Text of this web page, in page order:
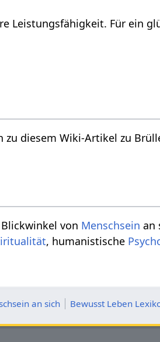
Leistungsfähigkeit. Für ein
zu Brüllen‏‎? Danke für deine
Blickwinkel von Menschsein an
, humanistische
an sich Bewusst Leben